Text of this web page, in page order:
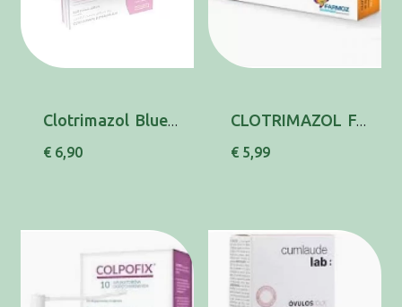
Clotrimazol Bluepharma MG, 10 mg/g x 1 creme ...
€ 6,90
CLOTRIMAZOL FARMOZ, 10 MG/G-50 G X 1 CREME VA...
€ 5,99